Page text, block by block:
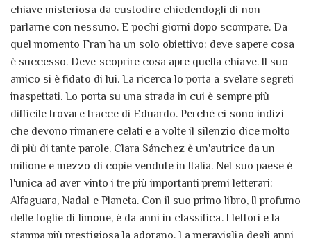
chiave misteriosa da custodire chiedendogli di non
parlarne con nessuno. E pochi giorni dopo scompare. Da
quel momento Fran ha un solo obiettivo: deve sapere cosa
è successo. Deve scoprire cosa apre quella chiave. Il suo
amico si è fidato di lui. La ricerca lo porta a svelare segreti
inaspettati. Lo porta su una strada in cui è sempre più
difficile trovare tracce di Eduardo. Perché ci sono indizi
che devono rimanere celati e a volte il silenzio dice molto
di più di tante parole. Clara Sánchez è un'autrice da un
milione e mezzo di copie vendute in Italia. Nel suo paese è
l'unica ad aver vinto i tre più importanti premi letterari:
Alfaguara, Nadal e Planeta. Con il suo primo libro, Il profumo
delle foglie di limone, è da anni in classifica. I lettori e la
stampa più prestigiosa la adorano. La meraviglia degli anni